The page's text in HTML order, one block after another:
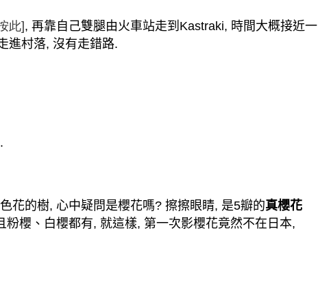
此], 再靠自己雙腿由火車站走到 Kastraki, 時間大概接近一
進村落, 沒有走錯路.
.
花的樹, 心中疑問是櫻花嗎? 擦擦眼睛, 是5瓣的真櫻花
粉櫻、白櫻都有, 就這樣, 第一次影櫻花竟然不在日本,